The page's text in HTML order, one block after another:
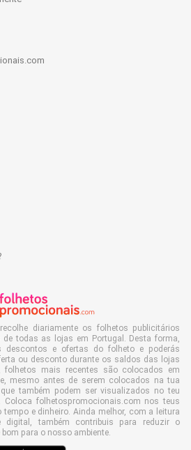
diariamente os folhetos publicitários
todas as lojas em Portugal. Desta forma,
descontos e ofertas do folheto e poderás
ou desconto durante os saldos das lojas
folhetos mais recentes são colocados em
mesmo antes de serem colocados na tua
também podem ser visualizados no teu
folhetospromocionais.com nos teus
e dinheiro. Ainda melhor, com a leitura
digital, também contribuis para reduzir o
para o nosso ambiente.